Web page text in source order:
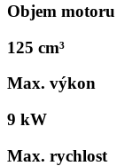
Objem motoru
125 cm³
Max. výkon
9 kW
Max. rychlost